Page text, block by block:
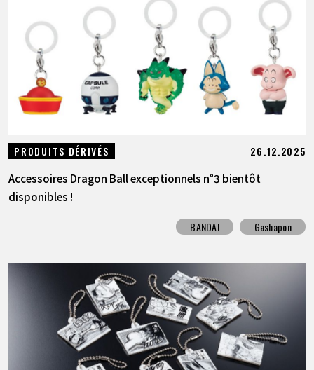
PRODUITS DÉRIVÉS 26.12.2025
Accessoires Dragon Ball exceptionnels n°3 bientôt
disponibles !
BANDAI Gashapon